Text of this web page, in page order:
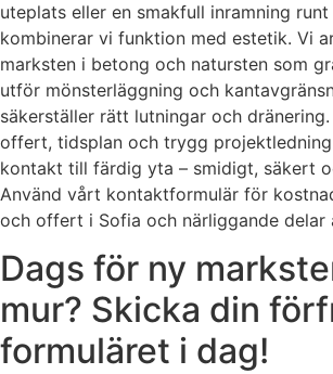
uteplats eller en smakfull inramning runt
kombinerar vi funktion med estetik. Vi
marksten i betong och natursten som
utför mönsterläggning och
säkerställer rätt lutningar och
offert, tidsplan och trygg
kontakt till färdig yta – smidigt, säkert
Använd vårt kontaktformulär för
och offert i Sofia och närliggande delar
Dags för ny
mur? Skicka din
formuläret i dag!